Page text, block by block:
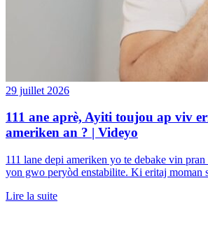
29 juillet 2026
111 ane aprè, Ayiti toujou ap viv
ameriken an ? | Videyo
111 lane depi ameriken yo te debake vin
yon gwo peryòd enstabilite. Ki eritaj moman
Lire la suite